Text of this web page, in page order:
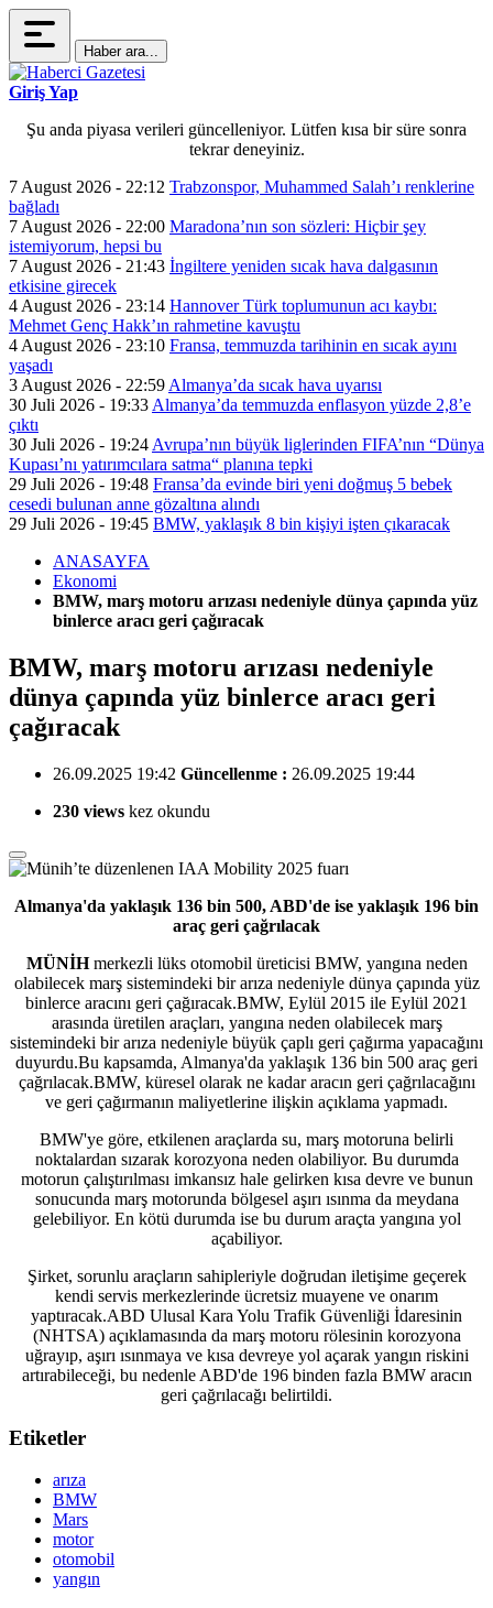
Haber ara...
Giriş Yap
Şu anda piyasa verileri güncelleniyor. Lütfen kısa bir süre sonra
tekrar deneyiniz.
7 August 2026 - 22:12 Trabzonspor, Muhammed Salah’ı renklerine
bağladı
7 August 2026 - 22:00 Maradona’nın son sözleri: Hiçbir şey
istemiyorum, hepsi bu
7 August 2026 - 21:43 İngiltere yeniden sıcak hava dalgasının
etkisine girecek
4 August 2026 - 23:14 Hannover Türk toplumunun acı kaybı:
Mehmet Genç Hakk’ın rahmetine kavuştu
4 August 2026 - 23:10 Fransa, temmuzda tarihinin en sıcak ayını
yaşadı
3 August 2026 - 22:59 Almanya’da sıcak hava uyarısı
30 Juli 2026 - 19:33 Almanya’da temmuzda enflasyon yüzde 2,8’e
çıktı
30 Juli 2026 - 19:24 Avrupa’nın büyük liglerinden FIFA’nın “Dünya
Kupası’nı yatırımcılara satma“ planına tepki
29 Juli 2026 - 19:48 Fransa’da evinde biri yeni doğmuş 5 bebek
cesedi bulunan anne gözaltına alındı
29 Juli 2026 - 19:45 BMW, yaklaşık 8 bin kişiyi işten çıkaracak
ANASAYFA
Ekonomi
BMW, marş motoru arızası nedeniyle dünya çapında yüz
binlerce aracı geri çağıracak
BMW, marş motoru arızası nedeniyle
dünya çapında yüz binlerce aracı geri
çağıracak
26.09.2025 19:42 Güncellenme : 26.09.2025 19:44
230 views kez okundu
Almanya'da yaklaşık 136 bin 500, ABD'de ise yaklaşık 196 bin
araç geri çağrılacak
MÜNİHmerkezli lüks otomobil üreticisi BMW, yangına neden
olabilecek marş sistemindeki bir arıza nedeniyle dünya çapında yüz
binlerce aracını geri çağıracak.BMW, Eylül 2015 ile Eylül 2021
arasında üretilen araçları, yangına neden olabilecek marş
sistemindeki bir arıza nedeniyle büyük çaplı geri çağırma yapacağını
duyurdu.Bu kapsamda, Almanya'da yaklaşık 136 bin 500 araç geri
çağrılacak.BMW, küresel olarak ne kadar aracın geri çağrılacağını
ve geri çağırmanın maliyetlerine ilişkin açıklama yapmadı.
BMW'ye göre, etkilenen araçlarda su, marş motoruna belirli
noktalardan sızarak korozyona neden olabiliyor. Bu durumda
motorun çalıştırılması imkansız hale gelirken kısa devre ve bunun
sonucunda marş motorunda bölgesel aşırı ısınma da meydana
gelebiliyor. En kötü durumda ise bu durum araçta yangına yol
açabiliyor.
Şirket, sorunlu araçların sahipleriyle doğrudan iletişime geçerek
kendi servis merkezlerinde ücretsiz muayene ve onarım
yaptıracak.ABD Ulusal Kara Yolu Trafik Güvenliği İdaresinin
(NHTSA) açıklamasında da marş motoru rölesinin korozyona
uğrayıp, aşırı ısınmaya ve kısa devreye yol açarak yangın riskini
artırabileceği, bu nedenle ABD'de 196 binden fazla BMW aracın
geri çağrılacağı belirtildi.
Etiketler
arıza
BMW
Mars
motor
otomobil
yangın